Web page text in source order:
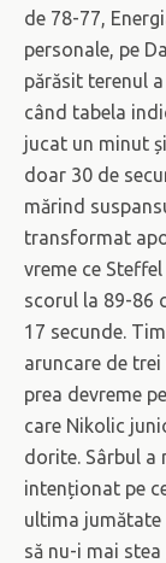
de 78-77,
personale, pe
părăsit terenul
când tabela
jucat un minut
doar 30 de
mărind
transformat
vreme ce
scorul la 89-86
17 secunde.
aruncare de
prea devreme
care Nikolic
dorite. Sârbul a
intenționat pe
ultima jumătate
să nu-i mai